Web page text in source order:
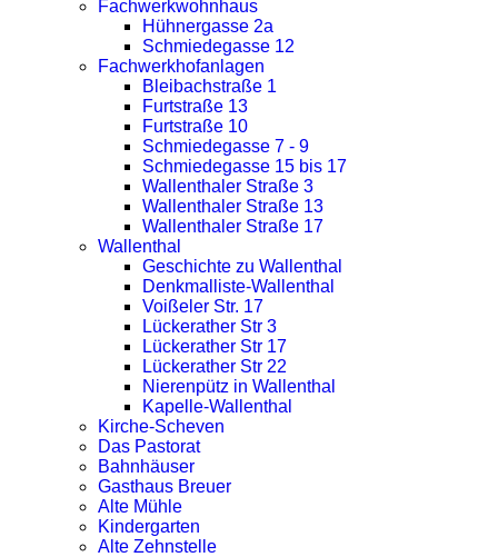
Fachwerkwohnhaus
Hühnergasse 2a
Schmiedegasse 12
Fachwerkhofanlagen
Bleibachstraße 1
Furtstraße 13
Furtstraße 10
Schmiedegasse 7 - 9
Schmiedegasse 15 bis 17
Wallenthaler Straße 3
Wallenthaler Straße 13
Wallenthaler Straße 17
Wallenthal
Geschichte zu Wallenthal
Denkmalliste-Wallenthal
Voißeler Str. 17
Lückerather Str 3
Lückerather Str 17
Lückerather Str 22
Nierenpütz in Wallenthal
Kapelle-Wallenthal
Kirche-Scheven
Das Pastorat
Bahnhäuser
Gasthaus Breuer
Alte Mühle
Kindergarten
Alte Zehnstelle